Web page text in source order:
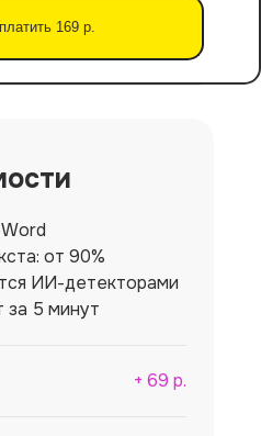
169 р.
от 90%
ИИ-детекторами
за 5 минут
+ 69 р.